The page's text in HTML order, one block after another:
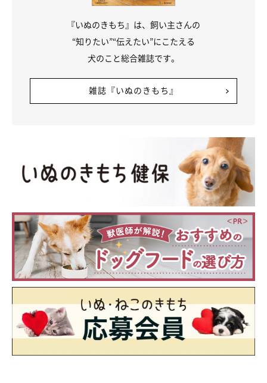
『いぬのきもち』は、飼い主さんの
“知りたい”“伝えたい”にこたえる
犬のこと総合雑誌です。
雑誌『いぬのきもち』